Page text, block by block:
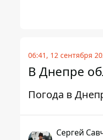
06:41, 12 сентября
В Днепре
Погода в
Сергей